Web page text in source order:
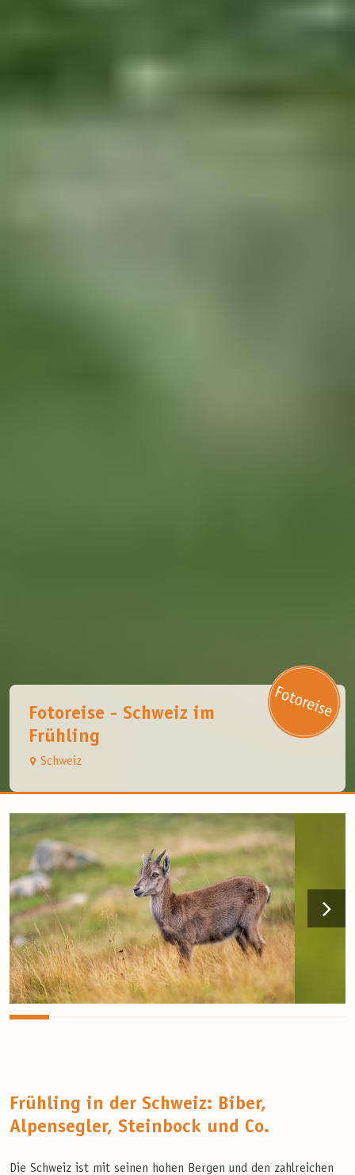
Fotoreise - Schweiz im
Frühling
Schweiz
Frühling in der Schweiz: Biber,
Alpensegler, Steinbock und Co.
Die Schweiz ist mit seinen hohen Bergen und den zahlreichen